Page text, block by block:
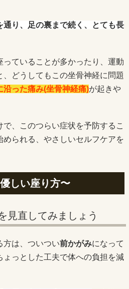
通り、足の裏まで続く、とても長
ていることが多かったり、運動
どうしてもこの坐骨神経に問題
沿った痛み(坐骨神経痛)が起きや
、このつらい症状を予防するこ
められる、やさしいセルフケアを
しい座り方〜
見直してみましょう
方は、ついつい前かがみになって
ょっとした工夫で体への負担を減